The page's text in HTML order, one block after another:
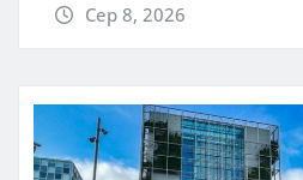
Сер 8, 2026